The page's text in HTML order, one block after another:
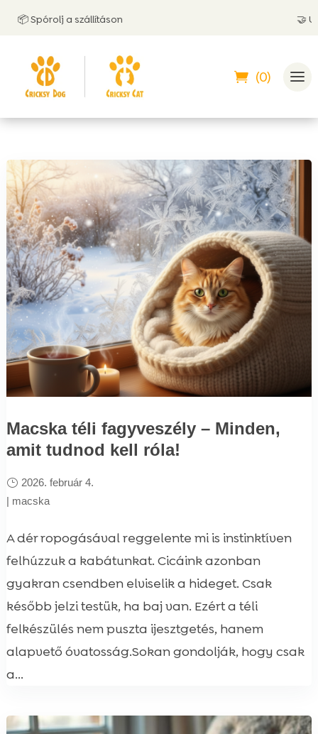
a szállításon 🤝 Utánvéttel
(0)
Macska téli fagyveszély – Minden,
amit tudnod kell róla!
2026. február 4.
| macska
A dér ropogásával reggelente mi is instinktíven
felhúzzuk a kabátunkat. Cicáink azonban
gyakran csendben elviselik a hideget. Csak
később jelzi testük, ha baj van. Ezért a téli
felkészülés nem puszta ijesztgetés, hanem
alapvető óvatosság.Sokan gondolják, hogy csak
a...